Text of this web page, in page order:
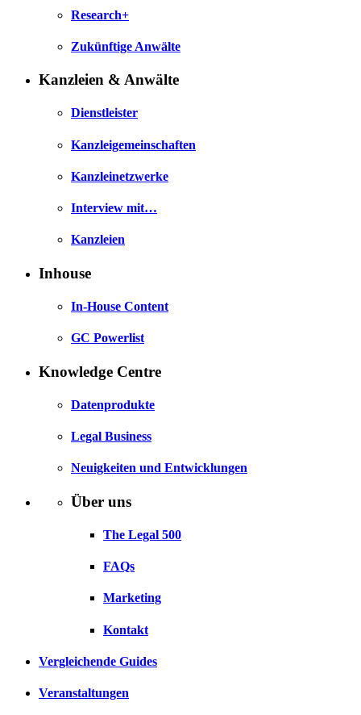
Research+
Zukünftige Anwälte
Kanzleien & Anwälte
Dienstleister
Kanzleigemeinschaften
Kanzleinetzwerke
Interview mit…
Kanzleien
Inhouse
In-House Content
GC Powerlist
Knowledge Centre
Datenprodukte
Legal Business
Neuigkeiten und Entwicklungen
Über uns
The Legal 500
FAQs
Marketing
Kontakt
Vergleichende Guides
Veranstaltungen